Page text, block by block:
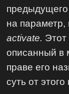
на параметр,
activate. Этот
описанный в
праве его
суть от